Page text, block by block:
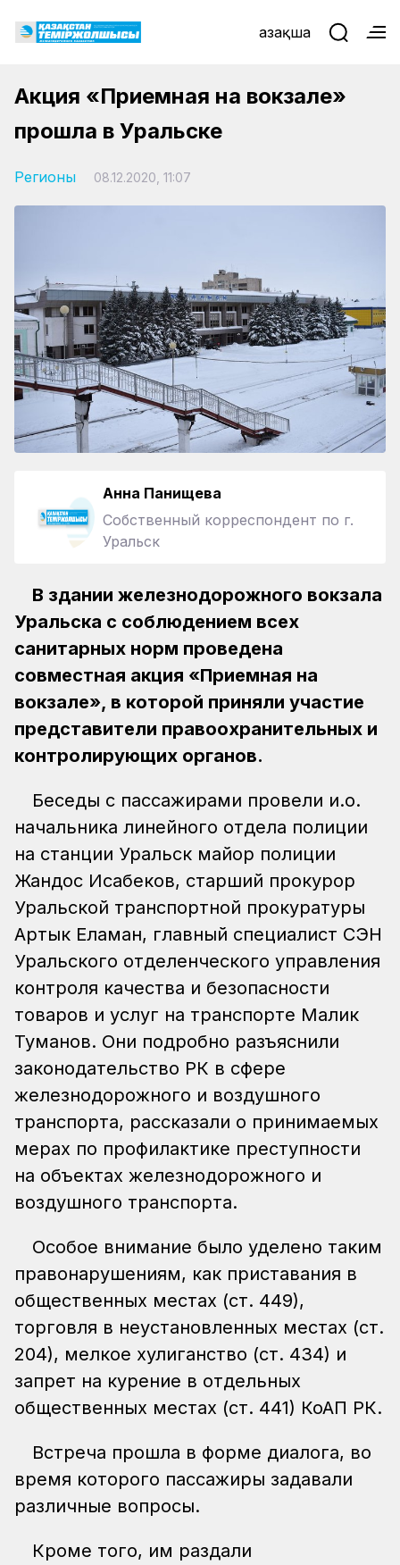
Қазақша
Акция «Приемная на вокзале»
прошла в Уральске
Регионы 08.12.2020, 11:07
Анна Панищева
Собственный корреспондент по г.
Уральск
В здании железнодорожного вокзала
Уральска с соблюдением всех
санитарных норм проведена
совместная акция «Приемная на
вокзале», в которой приняли участие
представители правоохранительных и
контролирующих органов.
Беседы с пассажирами провели и.о.
начальника линейного отдела полиции
на станции Уральск майор полиции
Жандос Исабеков, старший прокурор
Уральской транспортной прокуратуры
Артык Еламан, главный специалист СЭН
Уральского отделенческого управления
контроля качества и безопасности
товаров и услуг на транспорте Малик
Туманов. Они подробно разъяснили
законодательство РК в сфере
железнодорожного и воздушного
транспорта, рассказали о принимаемых
мерах по профилактике преступности
на объектах железнодорожного и
воздушного транспорта.
Особое внимание было уделено таким
правонарушениям, как приставания в
общественных местах (ст. 449),
торговля в неустановленных местах (ст.
204), мелкое хулиганство (ст. 434) и
запрет на курение в отдельных
общественных местах (ст. 441) КоАП РК.
Встреча прошла в форме диалога, во
время которого пассажиры задавали
различные вопросы.
Кроме того, им раздали